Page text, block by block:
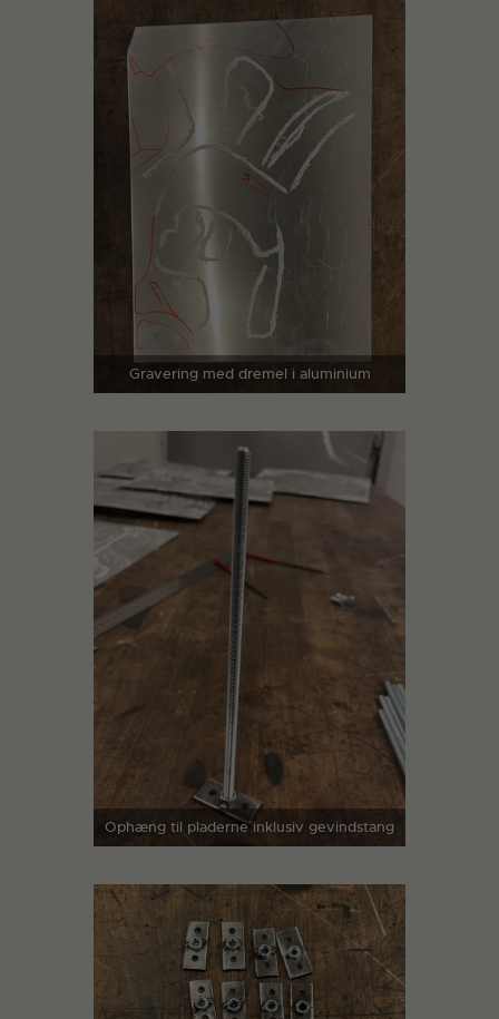
Gravering med dremel i aluminium
Ophæng til pladerne inklusiv gevindstang